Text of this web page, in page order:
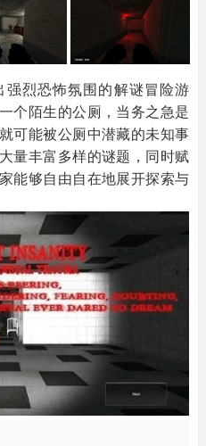
应用
515款应用
助手
应用
MOD游戏
1056款应用
强烈恐怖氛围的解谜冒险游
个陌生的公厕，当务之急是
可能被公厕中潜藏的未知事
量丰富多样的谜题，同时赋
能够自由自在地展开探索与